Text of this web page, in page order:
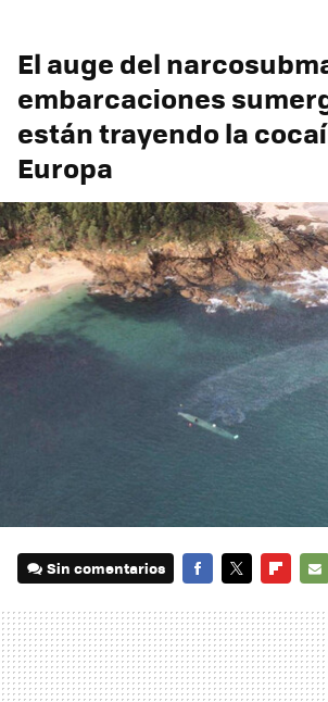
El auge del
embarcaciones
están trayendo la
Europa
Sin comentarios